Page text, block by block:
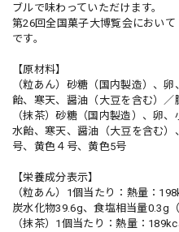
ブルで味わっていただけます。
第26回全国菓子大博覧会におい
です。
【原材料】
（粒あん）砂糖（国内製造）、
飴、寒天、醤油（大豆を含む）／
（抹茶）砂糖（国内製造）、卵
水飴、寒天、醤油（大豆を含む）
号、黄色４号、黄色5号
【栄養成分表示】
（粒あん）1個当たり：熱量：
炭水化物39.6g、食塩相当量0.3g
（抹茶）1個当たり：熱量：